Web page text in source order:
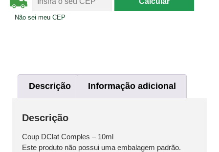
Não sei meu CEP
Descrição Informação adicional
Descrição
Coup DClat Comples – 10ml
Este produto não possui uma embalagem padrão.